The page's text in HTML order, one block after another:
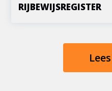
RIJBEWIJSREGISTER